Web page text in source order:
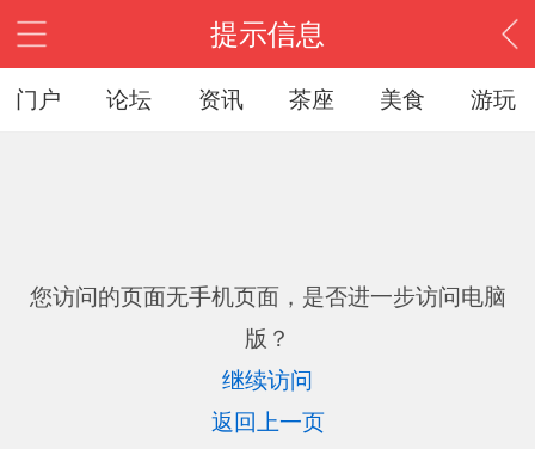
提示信息
门户 论坛 资讯 茶座 美食 游玩
您访问的页面无手机页面，是否进一步访问电脑
版？
继续访问
返回上一页